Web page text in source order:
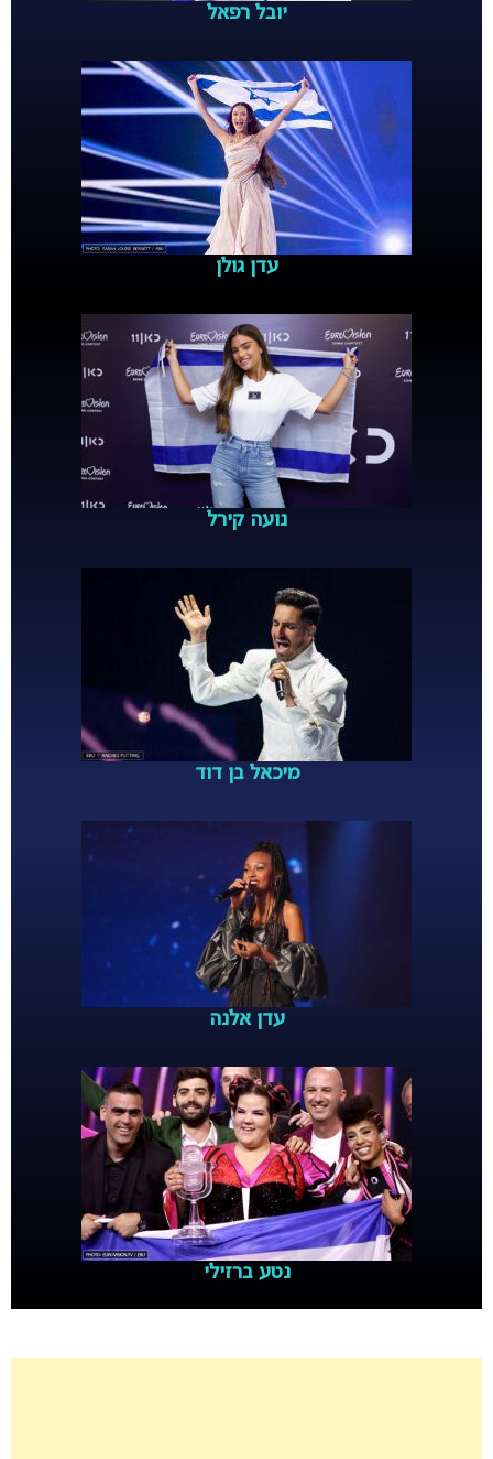
יובל רפאל
עדן גולן
נועה קירל
מיכאל בן דוד
עדן אלנה
נטע ברזילי